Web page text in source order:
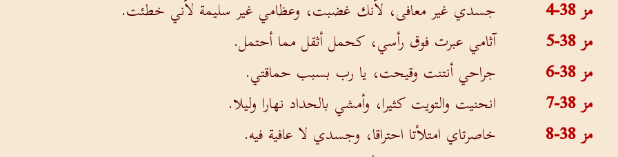
مز 38-4
جسدي غير معافى، لأنك غضبت، وعظامي غير سليمة لأني خطئت.
مز 38-5
آثامي عبرت فوق رأسي، كحمل أثقل مما أحتمل.
مز 38-6
جراحي أنتنت وقيحت، يا رب بسبب حماقتي.
مز 38-7
انحنيت والتويت كثيرا، وأمشي بالحداد نهارا وليلا.
مز 38-8
خاصرتاي امتلأتا احتراقا، وجسدي لا عافية فيه.